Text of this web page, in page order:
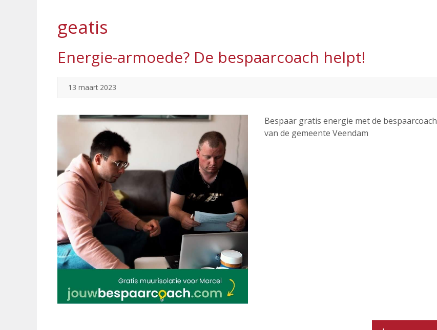
geatis
Energie-armoede? De bespaarcoach helpt!
13 maart 2023
Bespaar gratis energie met de bespaarcoach
van de gemeente Veendam